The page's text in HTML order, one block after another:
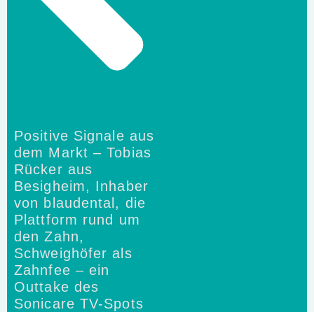
Positive Signale aus
dem Markt – Tobias
Rücker aus
Besigheim, Inhaber
von blaudental, die
Plattform rund um
den Zahn,
Schweighöfer als
Zahnfee – ein
Outtake des
Sonicare TV-Spots